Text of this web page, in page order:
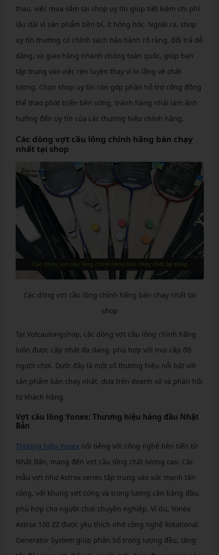
thao, việc mua sắm tại shop uy tín giúp tiết kiệm chi phí
lâu dài vì sản phẩm bền bỉ, ít hỏng hóc. Ngoài ra, shop
uy tín thường có chính sách bảo hành rõ ràng, đổi trả dễ
dàng, và giao hàng nhanh chóng toàn quốc, giúp bạn
tập trung vào việc rèn luyện thay vì lo lắng về chất
lượng. Chọn shop uy tín còn góp phần hỗ trợ cộng đồng
thể thao phát triển bền vững, tránh hàng nhái làm ảnh
hưởng đến uy tín của các thương hiệu chính hãng.
Các dòng vợt cầu lông chính hãng bán chạy
nhất tại shop
Các dòng vợt cầu lông chính hãng bán chạy nhất tại
shop
Tại Votcaulongshop, các dòng vợt cầu lông chính hãng
luôn được cập nhật đa dạng, phù hợp với mọi cấp độ
người chơi. Dưới đây là một số thương hiệu nổi bật với
sản phẩm bán chạy nhất, dựa trên doanh số và phản hồi
từ khách hàng.
Vợt cầu lông Yonex: Thương hiệu hàng đầu Nhật
Bản
Thương hiệu Yonexnổi tiếng với công nghệ tiên tiến từ
Nhật Bản, mang đến vợt cầu lông chất lượng cao. Các
mẫu vợt như Astrox series tập trung vào sức mạnh tấn
công, với khung vợt cứng và trọng lượng cân bằng đầu,
phù hợp cho người chơi chuyên nghiệp. Ví dụ, Yonex
Astrox 100 ZZ được yêu thích nhờ công nghệ Rotational
Generator System giúp phân bổ trọng lượng đều, tăng